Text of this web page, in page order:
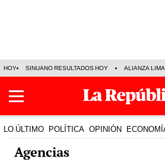
HOY SINUANO RESULTADOS HOY ALIANZA
LO ÚLTIMO POLÍTICA OPINIÓN
Agencias